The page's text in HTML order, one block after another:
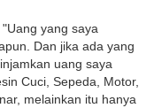
yang saya
Dan jika ada yang
uang saya
Cuci, Sepeda, Motor,
melainkan itu hanya